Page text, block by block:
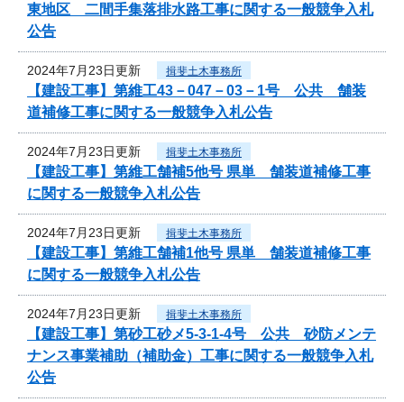
東地区 二間手集落排水路工事に関する一般競争入札
公告
2024年7月23日更新 揖斐土木事務所
【建設工事】第維工43－047－03－1号 公共 舗装
道補修工事に関する一般競争入札公告
2024年7月23日更新 揖斐土木事務所
【建設工事】第維工舗補5他号 県単 舗装道補修工事
に関する一般競争入札公告
2024年7月23日更新 揖斐土木事務所
【建設工事】第維工舗補1他号 県単 舗装道補修工事
に関する一般競争入札公告
2024年7月23日更新 揖斐土木事務所
【建設工事】第砂工砂メ5-3-1-4号 公共 砂防メンテ
ナンス事業補助（補助金）工事に関する一般競争入札
公告